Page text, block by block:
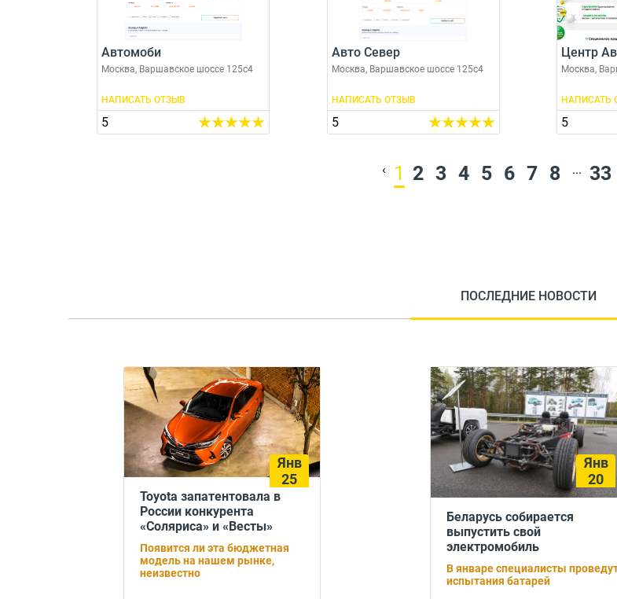
Автомоби
Москва, Варшавское шоссе 125с4
НАПИСАТЬ ОТЗЫВ
5
Авто Север
Москва, Варшавское шоссе 125с4
НАПИСАТЬ ОТЗЫВ
5
Центр
Москва,
НАПИСАТЬ
5
‹ 1 2 3 4 5 6 7 8 ... 33
ПОСЛЕДНИЕ НОВОСТИ
Янв
25
Toyota запатентовала в
России конкурента
«Соляриса» и «Весты»
Появится ли эта бюджетная
модель на нашем рынке,
неизвестно
Янв
20
Беларусь собирается
выпустить свой
электромобиль
В январе специалисты
испытания батарей